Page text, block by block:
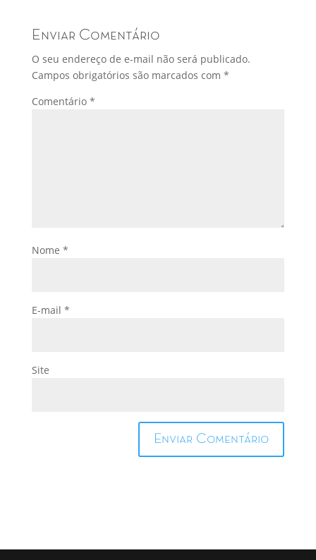
Enviar Comentário
O seu endereço de e-mail não será publicado.
Campos obrigatórios são marcados com *
Comentário *
Nome *
E-mail *
Site